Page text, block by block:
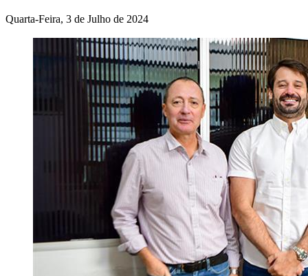
Quarta-Feira, 3 de Julho de 2024